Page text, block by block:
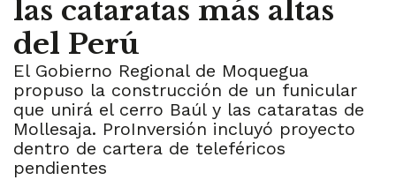
las cataratas más altas
del Perú
El Gobierno Regional de Moquegua
propuso la construcción de un funicular
que unirá el cerro Baúl y las cataratas de
Mollesaja. ProInversión incluyó proyecto
dentro de cartera de teleféricos
pendientes